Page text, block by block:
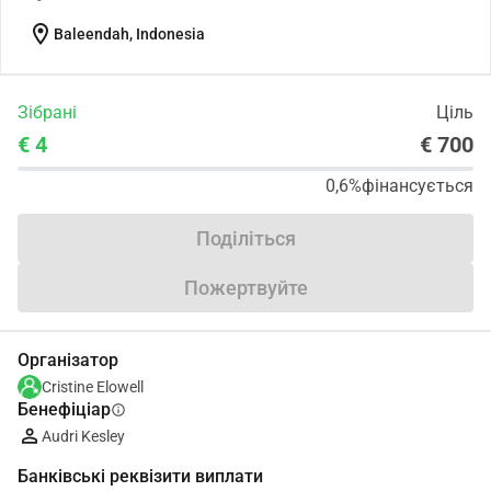
location_on Baleendah, Indonesia
Зібрані Ціль
€ 4 € 700
0,6%фінансується
Поділіться
Пожертвуйте
Організатор
Cristine Elowell
Бенефіціарinfo
Audri Kesley
Банківські реквізити виплати